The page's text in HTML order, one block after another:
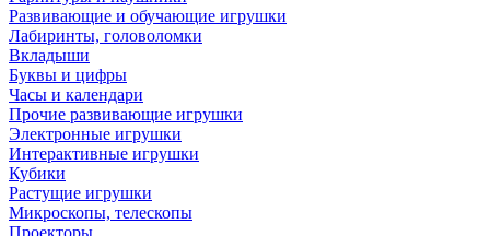
Развивающие и обучающие игрушки
Лабиринты, головоломки
Вкладыши
Буквы и цифры
Часы и календари
Прочие развивающие игрушки
Электронные игрушки
Интерактивные игрушки
Кубики
Растущие игрушки
Микроскопы, телескопы
Проекторы